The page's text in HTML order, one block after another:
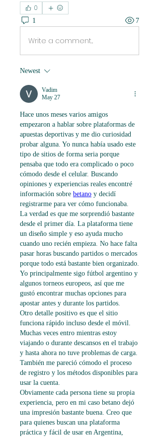
0
1 7
Write a comment...
Newest
Vadim
May 27
Hace unos meses varios amigos
empezaron a hablar sobre plataformas de
apuestas deportivas y me dio curiosidad
probar alguna. Yo nunca había usado este
tipo de sitios de forma seria porque
pensaba que todo era complicado o poco
cómodo desde el celular. Buscando
opiniones y experiencias reales encontré
información sobre betano y decidí
registrarme para ver cómo funcionaba.
La verdad es que me sorprendió bastante
desde el primer día. La plataforma tiene
un diseño simple y eso ayuda mucho
cuando uno recién empieza. No hace falta
pasar horas buscando partidos o mercados
porque todo está bastante bien organizado.
Yo principalmente sigo fútbol argentino y
algunos torneos europeos, así que me
gustó encontrar muchas opciones para
apostar antes y durante los partidos.
Otro detalle positivo es que el sitio
funciona rápido incluso desde el móvil.
Muchas veces entro mientras estoy
viajando o durante descansos en el trabajo
y hasta ahora no tuve problemas de carga.
También me pareció cómodo el proceso
de registro y los métodos disponibles para
usar la cuenta.
Obviamente cada persona tiene su propia
experiencia, pero en mi caso betano dejó
una impresión bastante buena. Creo que
para quienes buscan una plataforma
práctica y fácil de usar en Argentina,